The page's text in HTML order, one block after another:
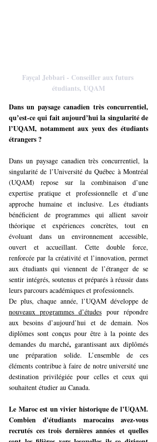
Fayçal Jebbari - Conseiller aux futurs
étudiants, UQAM
Dans un paysage canadien très concurrentiel,
qu’est-ce qui fait aujourd’hui la singularité de
l’UQAM, notamment aux yeux des étudiants
étrangers ?
Dans un paysage canadien très concurrentiel, la
singularité de l’Université du Québec à Montréal
(UQAM) repose sur la combinaison d’une
expertise pratique et professionnelle et d’une
approche humaine et inclusive. Les étudiants
bénéficient de programmes qui allient savoir
théorique et expériences concrètes, tout en
évoluant dans un environnement accessible,
ouvert et accueillant. Cette double force,
renforcée par la créativité et l’innovation, permet
aux étudiants qui viennent de l’étranger de se
sentir intégrés, soutenus et préparés à réussir dans
leurs parcours académiques et professionnels.
De plus, chaque année, l’UQAM développe de
nouveaux programmes d’études pour répondre
aux besoins d’aujourd’hui et de demain. Nos
diplômes sont conçus pour être à la pointe des
demandes du marché, garantissant aux diplômés
une préparation solide. L’ensemble de ces
éléments contribue à faire de notre université une
destination privilégiée pour celles et ceux qui
souhaitent étudier au Canada.
Le Maroc est un vivier historique de l’UQAM.
Combien d'étudiants marocains avez-vous
recrutés ces trois dernières années et quelles